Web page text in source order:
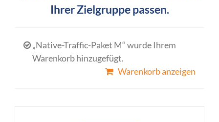
Ihrer Zielgruppe passen.
„Native-Traffic-Paket M“ wurde Ihrem
Warenkorb hinzugefügt.
Warenkorb anzeigen